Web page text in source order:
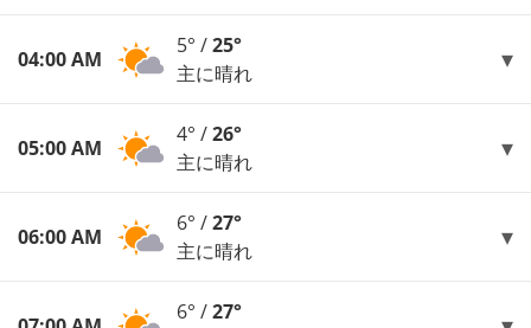
04:00 AM
5° /25°
主に晴れ
05:00 AM
4° /26°
主に晴れ
06:00 AM
6° /27°
主に晴れ
6° /27°